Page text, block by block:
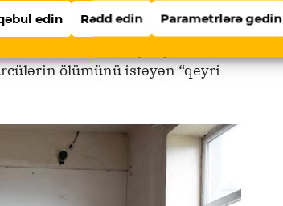
edin Rədd edin Parametrlərə gedin
liberalları və keçmiş Prezident
ölümünü istəyən “qeyri-